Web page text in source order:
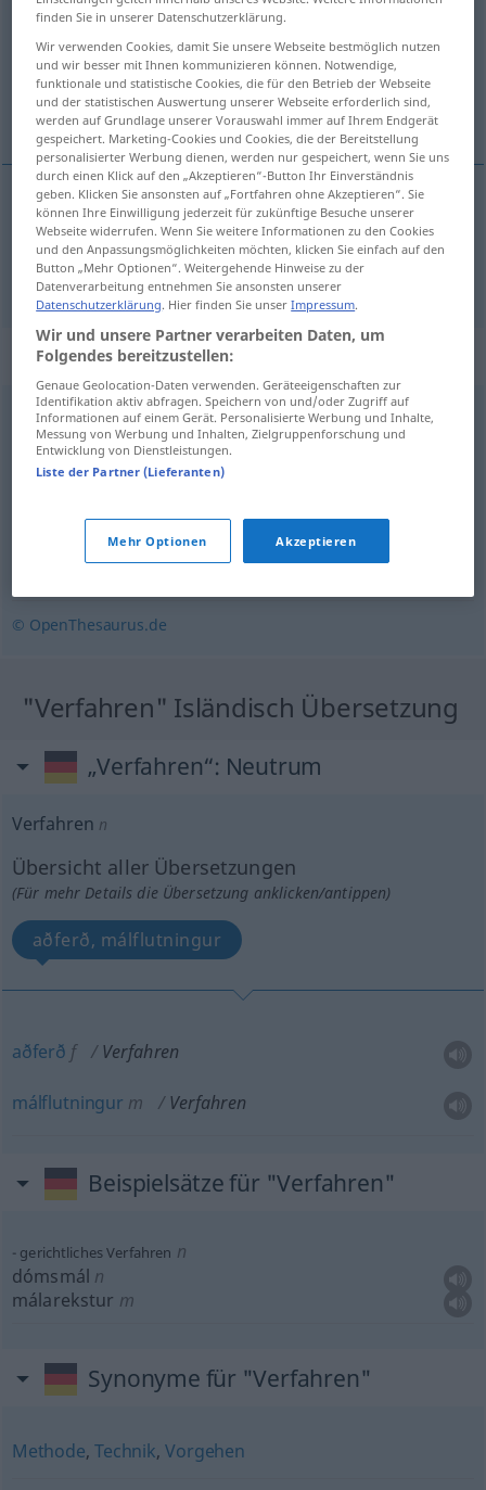
Übersicht aller Übersetzungen
(Für mehr Details die Übersetzung anklicken/antippen)
haga sér, fara að
hagasér verfahren
faraað verfahren vorgehen
Synonyme für "verfahren"
(etwas) (irgendwie) handhaben,(irgendwie) laufen (es)
(ugs.)
(sich) verirren
© OpenThesaurus.de
"Verfahren" Isländisch Übersetzung
„Verfahren“: Neutrum
Verfahren n
Übersicht aller Übersetzungen
(Für mehr Details die Übersetzung anklicken/antippen)
aðferð, málflutningur
aðferð f Verfahren
málflutningur m Verfahren
Beispielsätze für "Verfahren"
gerichtliches Verfahren n
dómsmál n
málarekstur m
Synonyme für "Verfahren"
Methode,Technik,Vorgehen
finden Sie in unserer Datenschutzerklärung.
Wir verwenden Cookies, damit Sie unsere Webseite bestmöglich nutzen
und wir besser mit Ihnen kommunizieren können. Notwendige,
funktionale und statistische Cookies, die für den Betrieb der Webseite
und der statistischen Auswertung unserer Webseite erforderlich sind,
werden auf Grundlage unserer Vorauswahl immer auf Ihrem Endgerät
gespeichert. Marketing-Cookies und Cookies, die der Bereitstellung
personalisierter Werbung dienen, werden nur gespeichert, wenn Sie uns
durch einen Klick auf den „Akzeptieren“-Button Ihr Einverständnis
geben. Klicken Sie ansonsten auf „Fortfahren ohne Akzeptieren“. Sie
können Ihre Einwilligung jederzeit für zukünftige Besuche unserer
Webseite widerrufen. Wenn Sie weitere Informationen zu den Cookies
und den Anpassungsmöglichkeiten möchten, klicken Sie einfach auf den
Button „Mehr Optionen“. Weitergehende Hinweise zu der
Datenverarbeitung entnehmen Sie ansonsten unserer
Datenschutzerklärung. Hier finden Sie unserImpressum.
Wir und unsere Partner verarbeiten Daten, um
Folgendes bereitzustellen:
Genaue Geolocation-Daten verwenden. Geräteeigenschaften zur
Identifikation aktiv abfragen. Speichern von und/oder Zugriff auf
Informationen auf einem Gerät. Personalisierte Werbung und Inhalte,
Messung von Werbung und Inhalten, Zielgruppenforschung und
Entwicklung von Dienstleistungen.
Liste der Partner (Lieferanten)
Mehr Optionen Akzeptieren